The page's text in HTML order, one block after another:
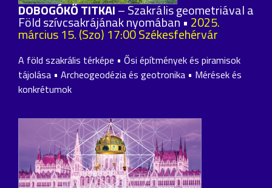
DOBOGÓKŐ TITKAI– Szakrális geometriával a
Föld szívcsakrájának nyomában • 2025.
március 15. (Szo) 17:00 Székesfehérvár
A föld szakrális térképe • Ősi építmények és piramisok
tájolása • Archeogeodézia és geotronika • Mérések és
konkrétumok